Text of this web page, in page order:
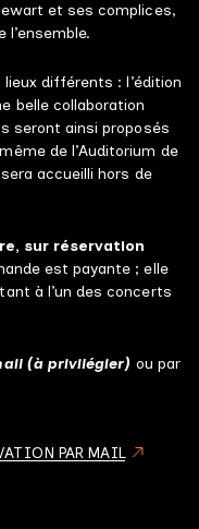
et ses complices,
différents : l’édition
belle collaboration
seront ainsi proposés
de l’Auditorium de
accueilli hors de
sur réservation
est payante ; elle
à l’un des concerts
(à privilégier) ou par
PAR MAIL